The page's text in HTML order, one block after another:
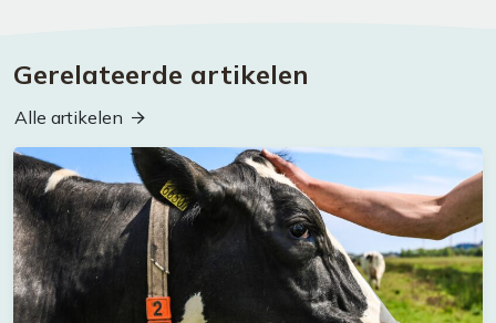
Gerelateerde artikelen
Alle artikelen